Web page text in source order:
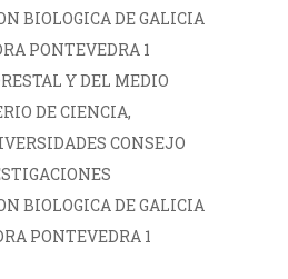
BIOLOGICA DE GALICIA
PONTEVEDRA 1
Y DEL MEDIO
DE CIENCIA,
CONSEJO
BIOLOGICA DE GALICIA
PONTEVEDRA 1